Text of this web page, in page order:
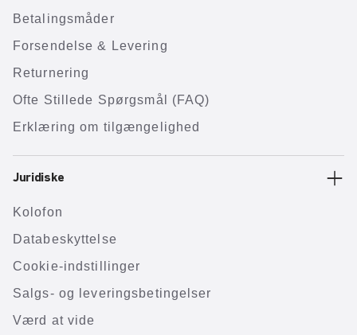
Betalingsmåder
Forsendelse & Levering
Returnering
Ofte Stillede Spørgsmål (FAQ)
Erklæring om tilgængelighed
Juridiske
Kolofon
Databeskyttelse
Cookie-indstillinger
Salgs- og leveringsbetingelser
Værd at vide